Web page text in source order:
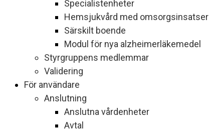
Specialistenheter
Hemsjukvård med omsorgsinsatser
Särskilt boende
Modul för nya alzheimerläkemedel
Styrgruppens medlemmar
Validering
För användare
Anslutning
Anslutna vårdenheter
Avtal